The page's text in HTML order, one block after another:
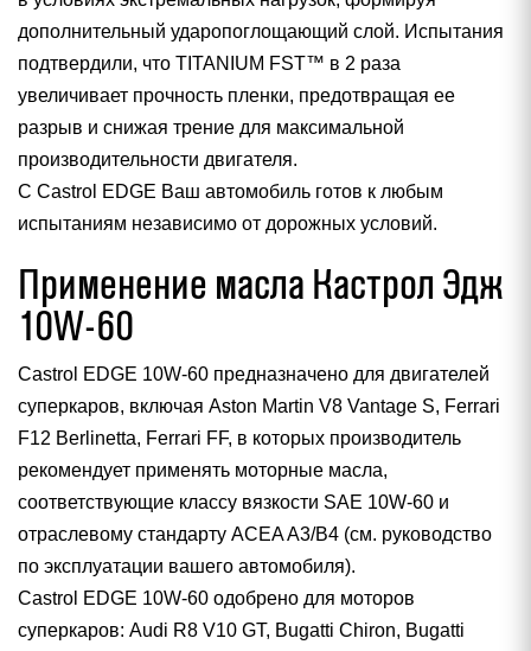
дополнительный ударопоглощающий слой. Испытания
подтвердили, что TITANIUM FST™ в 2 раза
увеличивает прочность пленки, предотвращая ее
разрыв и снижая трение для максимальной
производительности двигателя.
С Castrol EDGE Ваш автомобиль готов к любым
испытаниям независимо от дорожных условий.
Применение масла Кастрол Эдж
10W-60
Castrol EDGE 10W-60 предназначено для двигателей
суперкаров, включая Aston Martin V8 Vantage S, Ferrari
F12 Berlinetta, Ferrari FF, в которых производитель
рекомендует применять моторные масла,
соответствующие классу вязкости SAE 10W-60 и
отраслевому стандарту ACEA A3/B4 (см. руководство
по эксплуатации вашего автомобиля).
Castrol EDGE 10W-60 одобрено для моторов
суперкаров: Audi R8 V10 GT, Bugatti Chiron, Bugatti